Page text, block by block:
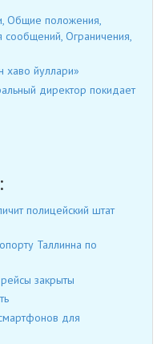
Общие положения,
Ограничения,
хаво йуллари»
директор покидает
полицейский штат
Таллинна по
закрыты
для